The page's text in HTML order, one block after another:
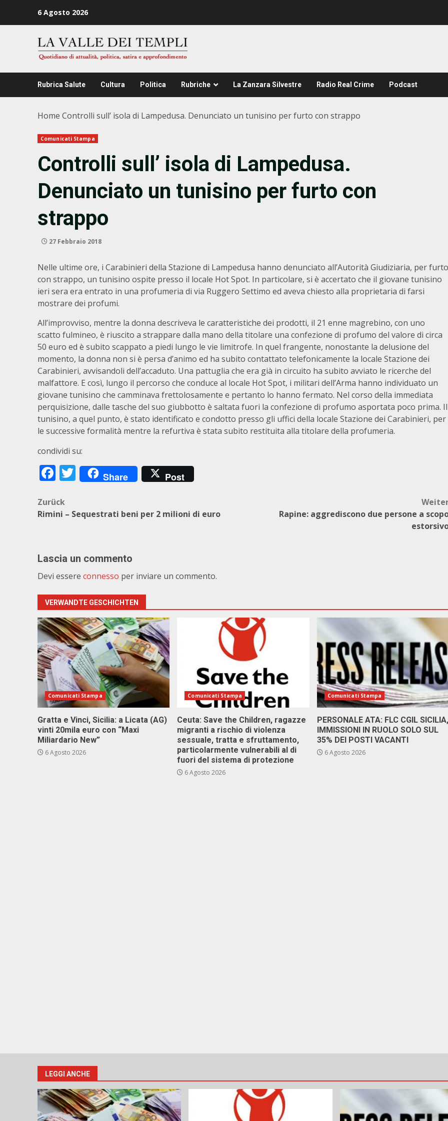
6 Agosto 2026
Rubrica Salute Cultura Politica Rubriche La Zanzara Silvestre Radio Real Crime Podcast
Home Controlli sull’ isola di Lampedusa. Denunciato un tunisino per furto con strappo
Comunicati Stampa
Controlli sull’ isola di Lampedusa.
Denunciato un tunisino per furto con
strappo
27 Febbraio 2018
Nelle ultime ore, i Carabinieri della Stazione di Lampedusa hanno denunciato all’Autorità Giudiziaria, per furto
con strappo, un tunisino ospite presso il locale Hot Spot. In particolare, si è accertato che il giovane tunisino
ieri sera era entrato in una profumeria di via Ruggero Settimo ed aveva chiesto alla proprietaria di farsi
mostrare dei profumi.
All’improvviso, mentre la donna descriveva le caratteristiche dei prodotti, il 21 enne magrebino, con uno
scatto fulmineo, è riuscito a strappare dalla mano della titolare una confezione di profumo del valore di circa
50 euro ed è subito scappato a piedi lungo le vie limitrofe. In quel frangente, nonostante la delusione del
momento, la donna non si è persa d’animo ed ha subito contattato telefonicamente la locale Stazione dei
Carabinieri, avvisandoli dell’accaduto. Una pattuglia che era già in circuito ha subito avviato le ricerche del
malfattore. E così, lungo il percorso che conduce al locale Hot Spot, i militari dell’Arma hanno individuato un
giovane tunisino che camminava frettolosamente e pertanto lo hanno fermato. Nel corso della immediata
perquisizione, dalle tasche del suo giubbotto è saltata fuori la confezione di profumo asportata poco prima. Il
tunisino, a quel punto, è stato identificato e condotto presso gli uffici della locale Stazione dei Carabinieri, per
le successive formalità mentre la refurtiva è stata subito restituita alla titolare della profumeria.
condividi su:
Facebook
Twitter
Share Post
Beitragsnavigation
Zurück
Rimini – Sequestrati beni per 2 milioni di euro
Rapine: aggrediscono due persone a
Lascia un commento
Devi essere connesso per inviare un commento.
VERWANDTE GESCHICHTEN
Comunicati Stampa
Gratta e Vinci, Sicilia: a Licata (AG)
vinti 20mila euro con “Maxi
Miliardario New”
6 Agosto 2026
Comunicati Stampa
Ceuta: Save the Children, ragazze
migranti a rischio di violenza
sessuale, tratta e sfruttamento,
particolarmente vulnerabili al di
fuori del sistema di protezione
6 Agosto 2026
Comunicati Stampa
PERSONALE ATA: FLC CGIL SICILIA,
IMMISSIONI IN RUOLO SOLO SUL
35% DEI POSTI VACANTI
6 Agosto 2026
LEGGI ANCHE